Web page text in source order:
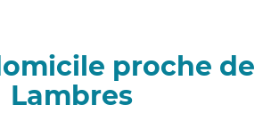
proche de
Lambres